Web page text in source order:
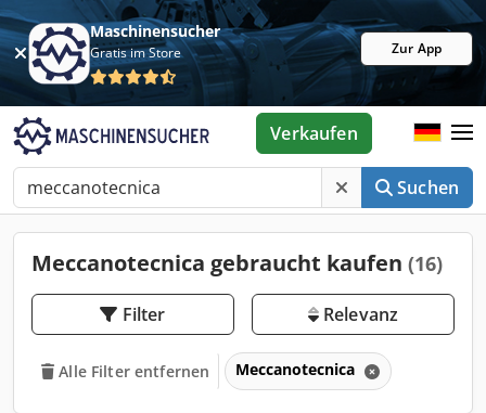
Maschinensucher
Gratis im Store Zur App
Suchen
Verkaufen
Meccanotecnica gebraucht kaufen (16)
Filter Relevanz
Alle Filter entfernen Meccanotecnica